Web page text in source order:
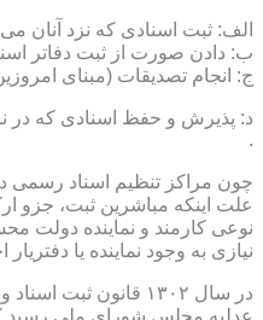
الف: ثبت اسنادی كه نزد آنان می
ب: دادن صورت از ثبت دفاتر
ج: انجام تصدیقات (مبنای
د: پذیرش و حفظ اسنادی كه در
.
چون مراكز تنظیم اسناد رسمی
علت اینكه مباشرین ثبت، جزو
نوعی كارمند و نماینده دولت
نیازی به وجود نماینده یا
در سال ۱۳۰۲ قانون